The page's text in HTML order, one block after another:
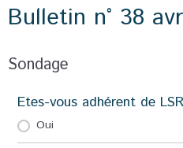
Bulletin n° 38
Sondage
Etes-vous adhérent de
Oui